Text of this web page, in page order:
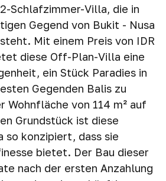
Schlafzimmer-Villa, die in
Gegend von Bukit - Nusa
Mit einem Preis von IDR
diese Off-Plan-Villa eine
ein Stück Paradies in
Gegenden Balis zu
Wohnfläche von 114 m² auf
Grundstück ist diese
konzipiert, dass sie
bietet. Der Bau dieser
nach der ersten Anzahlung